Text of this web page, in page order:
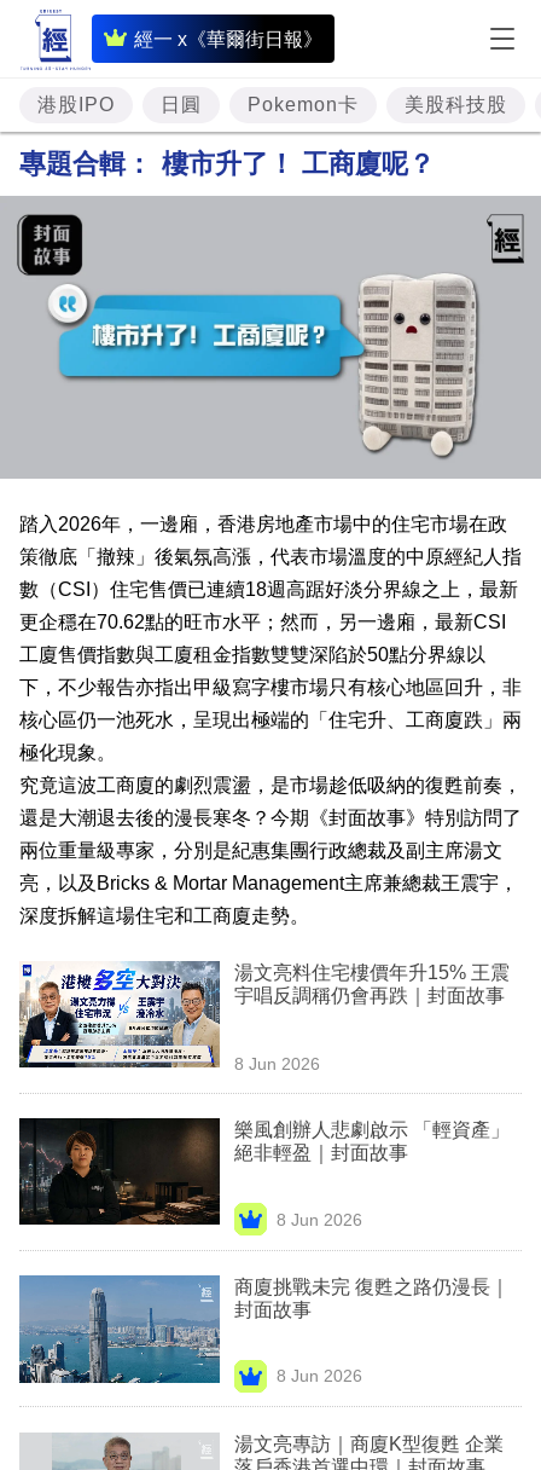
經一 x《華爾街日報》
即
時
財
經
資
樓
財
商
業
科
技
職
場
生
活
時
欄
訂
閱
港股IPO 日圓 Pokemon卡 美股科技股
專題合輯： 樓市升了！ 工商廈呢？
踏入2026年，一邊廂，香港房地產市場中的住宅市場在政
策徹底「撤辣」後氣氛高漲，代表市場溫度的中原經紀人指
數（CSI）住宅售價已連續18週高踞好淡分界線之上，最新
更企穩在70.62點的旺市水平；然而，另一邊廂，最新CSI
工廈售價指數與工廈租金指數雙雙深陷於50點分界線以
下，不少報告亦指出甲級寫字樓市場只有核心地區回升，非
核心區仍一池死水，呈現出極端的「住宅升、工商廈跌」兩
極化現象。
究竟這波工商廈的劇烈震盪，是市場趁低吸納的復甦前奏，
還是大潮退去後的漫長寒冬？今期《封面故事》特別訪問了
兩位重量級專家，分別是紀惠集團行政總裁及副主席湯文
亮，以及Bricks & Mortar Management主席兼總裁王震宇，
深度拆解這場住宅和工商廈走勢。
湯文亮料住宅樓價年升15% 王震
宇唱反調稱仍會再跌｜封面故事
8 Jun 2026
樂風創辦人悲劇啟示 「輕資產」
絕非輕盈｜封面故事
8 Jun 2026
商廈挑戰未完 復甦之路仍漫長｜
封面故事
8 Jun 2026
湯文亮專訪｜商廈K型復甦 企業